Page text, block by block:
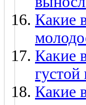
Какие
Какие
Какие